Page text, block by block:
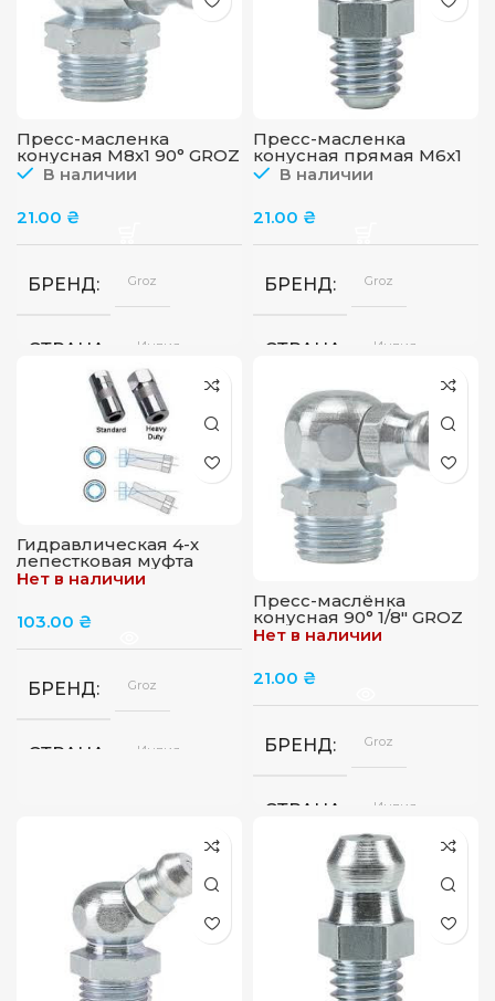
Пресс-масленка
конусная M8x1 90° GROZ
GFT/8/1/90
В наличии
21.00 ₴
БРЕНД Groz
СТРАНА Индия
Пресс-масленка
конусная прямая M6x1
GROZ GFT/6/1
В наличии
21.00 ₴
БРЕНД Groz
СТРАНА Индия
Гидравлическая 4-х
лепестковая муфта
GROZ HC/11/4/M
Нет в наличии
103.00 ₴
БРЕНД Groz
СТРАНА Индия
Пресс-маслёнка
конусная 90° 1/8″ GROZ
GFT/R/1-8/28/90
Нет в наличии
21.00 ₴
БРЕНД Groz
СТРАНА Индия